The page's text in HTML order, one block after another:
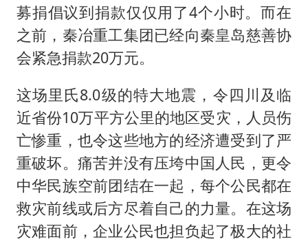
募捐倡议到捐款仅仅用了4个小时。而在
之前，秦冶重工集团已经向秦皇岛慈善协
会紧急捐款20万元。
这场里氏8.0级的特大地震，令四川及临
近省份10万平方公里的地区受灾，人员伤
亡惨重，也令这些地方的经济遭受到了严
重破坏。痛苦并没有压垮中国人民，更令
中华民族空前团结在一起，每个公民都在
救灾前线或后方尽着自己的力量。在这场
灾难面前，企业公民也担负起了极大的社